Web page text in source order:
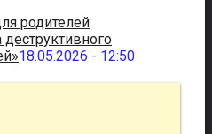
родителей
18.05.2026 - 12:50